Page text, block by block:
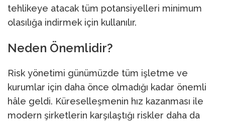
tehlikeye atacak tüm potansiyelleri minimum
olasılığa indirmek için kullanılır.
Neden Önemlidir?
Risk yönetimi günümüzde tüm işletme ve
kurumlar için daha önce olmadığı kadar önemli
hâle geldi. Küreselleşmenin hız kazanması ile
modern şirketlerin karşılaştığı riskler daha da